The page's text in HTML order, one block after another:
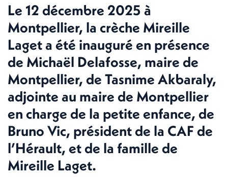
Le 12 décembre 2025 à
Montpellier, la crèche Mireille
Laget a été inauguré en présence
de Michaël Delafosse, maire de
Montpellier, de Tasnime Akbaraly,
adjointe au maire de Montpellier
en charge de la petite enfance, de
Bruno Vic, président de la CAF de
l’Hérault, et de la famille de
Mireille Laget.